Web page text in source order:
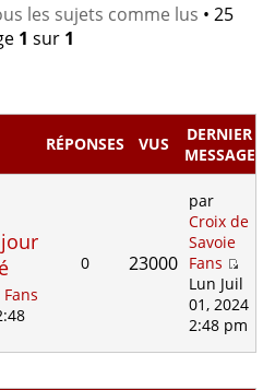
les sujets comme lus • 25
1 sur 1
RÉPONSES VUS
DERNIER
MESSAGE
0 23000
par
Croix de
Savoie
Fans
Lun Juil
01, 2024
2:48 pm